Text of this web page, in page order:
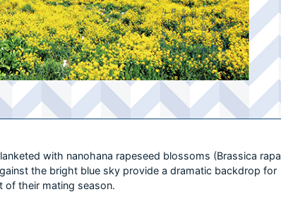
with nanohana rapeseed blossoms (Brassica rapa
the bright blue sky provide a dramatic backdrop for
of their mating season.